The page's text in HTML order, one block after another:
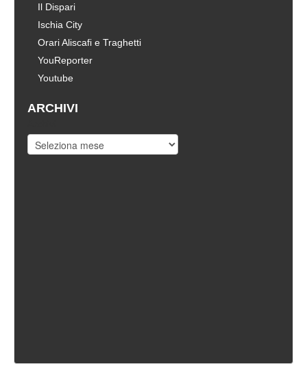
Il Dispari
Ischia City
Orari Aliscafi e Traghetti
YouReporter
Youtube
ARCHIVI